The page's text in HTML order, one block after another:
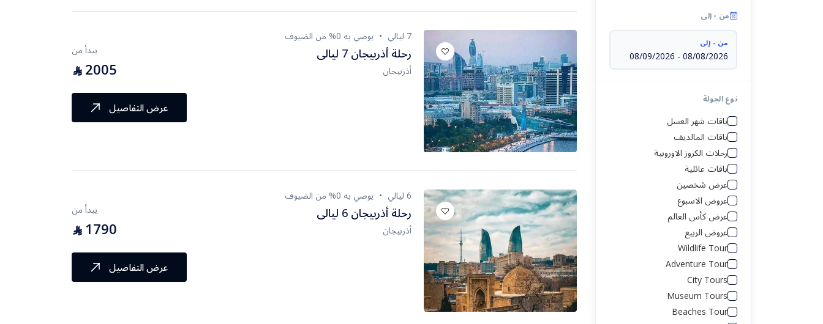
أذربيجان
رحلة العواصم الأوروبية
سريلانكا
سنغافورة
فيتنام
ماليزيا
طرابزون
ألبانيا
من - إلى
من - إلى
08/08/2026
-
08/09/2026
نوع الجولة
باقات شهر العسل
باقات المالديف
رحلات الكروز الاوروبية
باقات عائلية
عرض شخصين
عروض الاسبوع
عرض كأس العالم
عروض الربيع
Wildlife Tour
Adventure Tour
City Tours
Museum Tours
Beaches Tour
7 ليالي يوصي به 0% من الضيوف
رحلة أذربيجان 7 ليالى
أذربيجان
يبدأ من
2005
⃁
عرض التفاصيل
6 ليالي يوصي به 0% من الضيوف
رحلة أذربيجان 6 ليالى
أذربيجان
يبدأ من
1790
⃁
عرض التفاصيل